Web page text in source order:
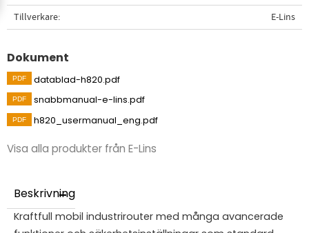
Tillverkare
E-Lins
Dokument
datablad-h820.pdf
snabbmanual-e-lins.pdf
h820_usermanual_eng.pdf
Visa alla produkter från E-Lins
Beskrivning
Kraftfull mobil industrirouter med många avancerade